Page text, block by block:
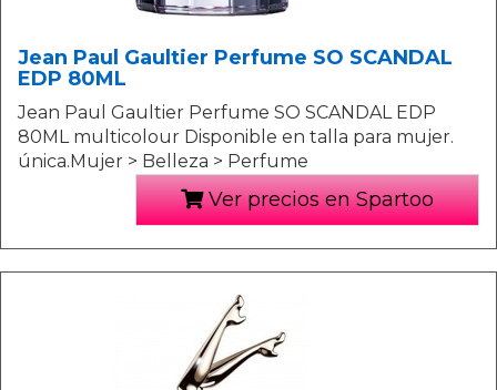
Jean Paul Gaultier Perfume SO SCANDAL
EDP 80ML
Jean Paul Gaultier Perfume SO SCANDAL EDP
80ML multicolour Disponible en talla para mujer.
única.Mujer > Belleza > Perfume
Ver precios en Spartoo